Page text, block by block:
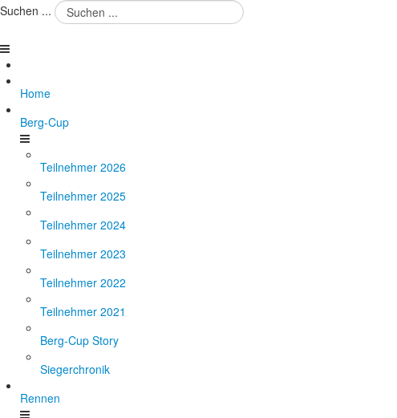
Suchen ...
Home
Berg-Cup
Teilnehmer 2026
Teilnehmer 2025
Teilnehmer 2024
Teilnehmer 2023
Teilnehmer 2022
Teilnehmer 2021
Berg-Cup Story
Siegerchronik
Rennen